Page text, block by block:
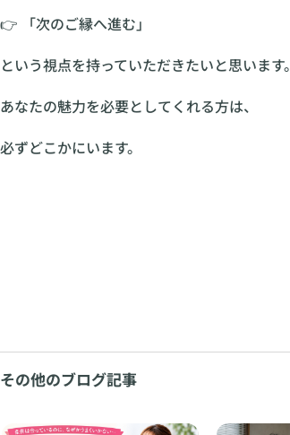
👉 「次のご縁へ進む」
という視点を持っていただきたいと思います。
あなたの魅力を必要としてくれる方は、
必ずどこかにいます。
その他のブログ記事